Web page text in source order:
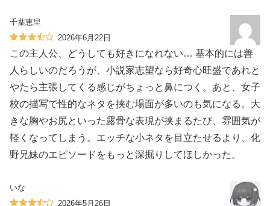
千葉恵里
2026年6月22日
この主人公、どうしても好きになれない… 基本的には善
人らしいのだろうが、小説家志望なら好奇心旺盛であれと
やたら主張してくる感じがちょっと鼻につく。あと、女子
校の描写で性的なネタを挟む場面が多いのも気になる。大
きな胸やお尻といった露骨な表現が挟まるたび、雰囲気が
軽くなってしまう。エッチな小ネタを目立たせるより、化
野兄妹のエピソードをもっと深掘りしてほしかった。
いな
2026年5月26日